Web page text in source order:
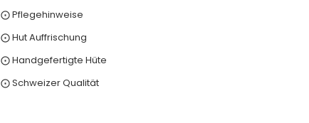
⨀ Pflegehinweise
⨀ Hut Auffrischung
⨀ Handgefertigte Hüte
⨀ Schweizer Qualität